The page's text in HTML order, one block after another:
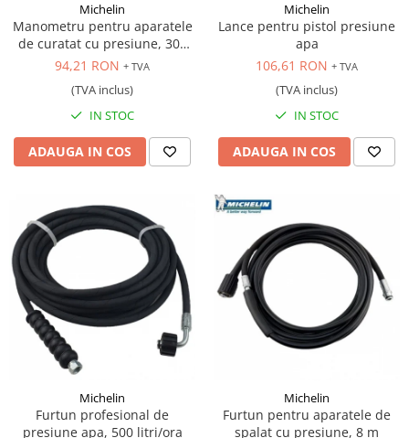
Michelin
Manometru pentru aparatele
de curatat cu presiune, 300
bar
94,21 RON + TVA
(TVA inclus)
IN STOC
ADAUGA IN COS
Michelin
Lance pentru pistol presiune
apa
106,61 RON + TVA
(TVA inclus)
IN STOC
ADAUGA IN COS
Michelin
Furtun profesional de
presiune apa, 500 litri/ora
Michelin
Furtun pentru aparatele de
spalat cu presiune, 8 m